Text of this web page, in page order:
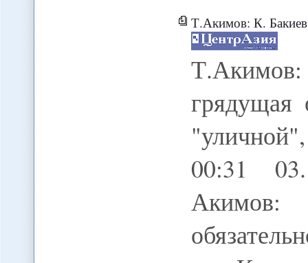
Т.Акимов: К. Бакиев,
грядущая
00:31
Акимов: